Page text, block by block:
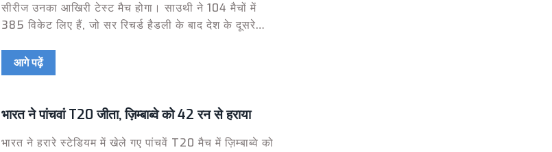
सीरीज उनका आखिरी टेस्ट मैच होगा। साउथी ने 104 मैचों में
385 विकेट लिए हैं, जो सर रिचर्ड हैडली के बाद देश के दूसरे
चैम्पियनशिप फाइनल के लिए उपलब्ध रहेंगे और अपनी सफेद गेंद
क्रिकेट करियर पर निर्णय लेंगे।
आगे पढ़ें
भारत ने पांचवां T20 जीता, ज़िम्बाब्वे को 42 रन से हराया
भारत ने हरारे स्टेडियम में खेले गए पांचवें T20 मैच में ज़िम्बाब्वे को